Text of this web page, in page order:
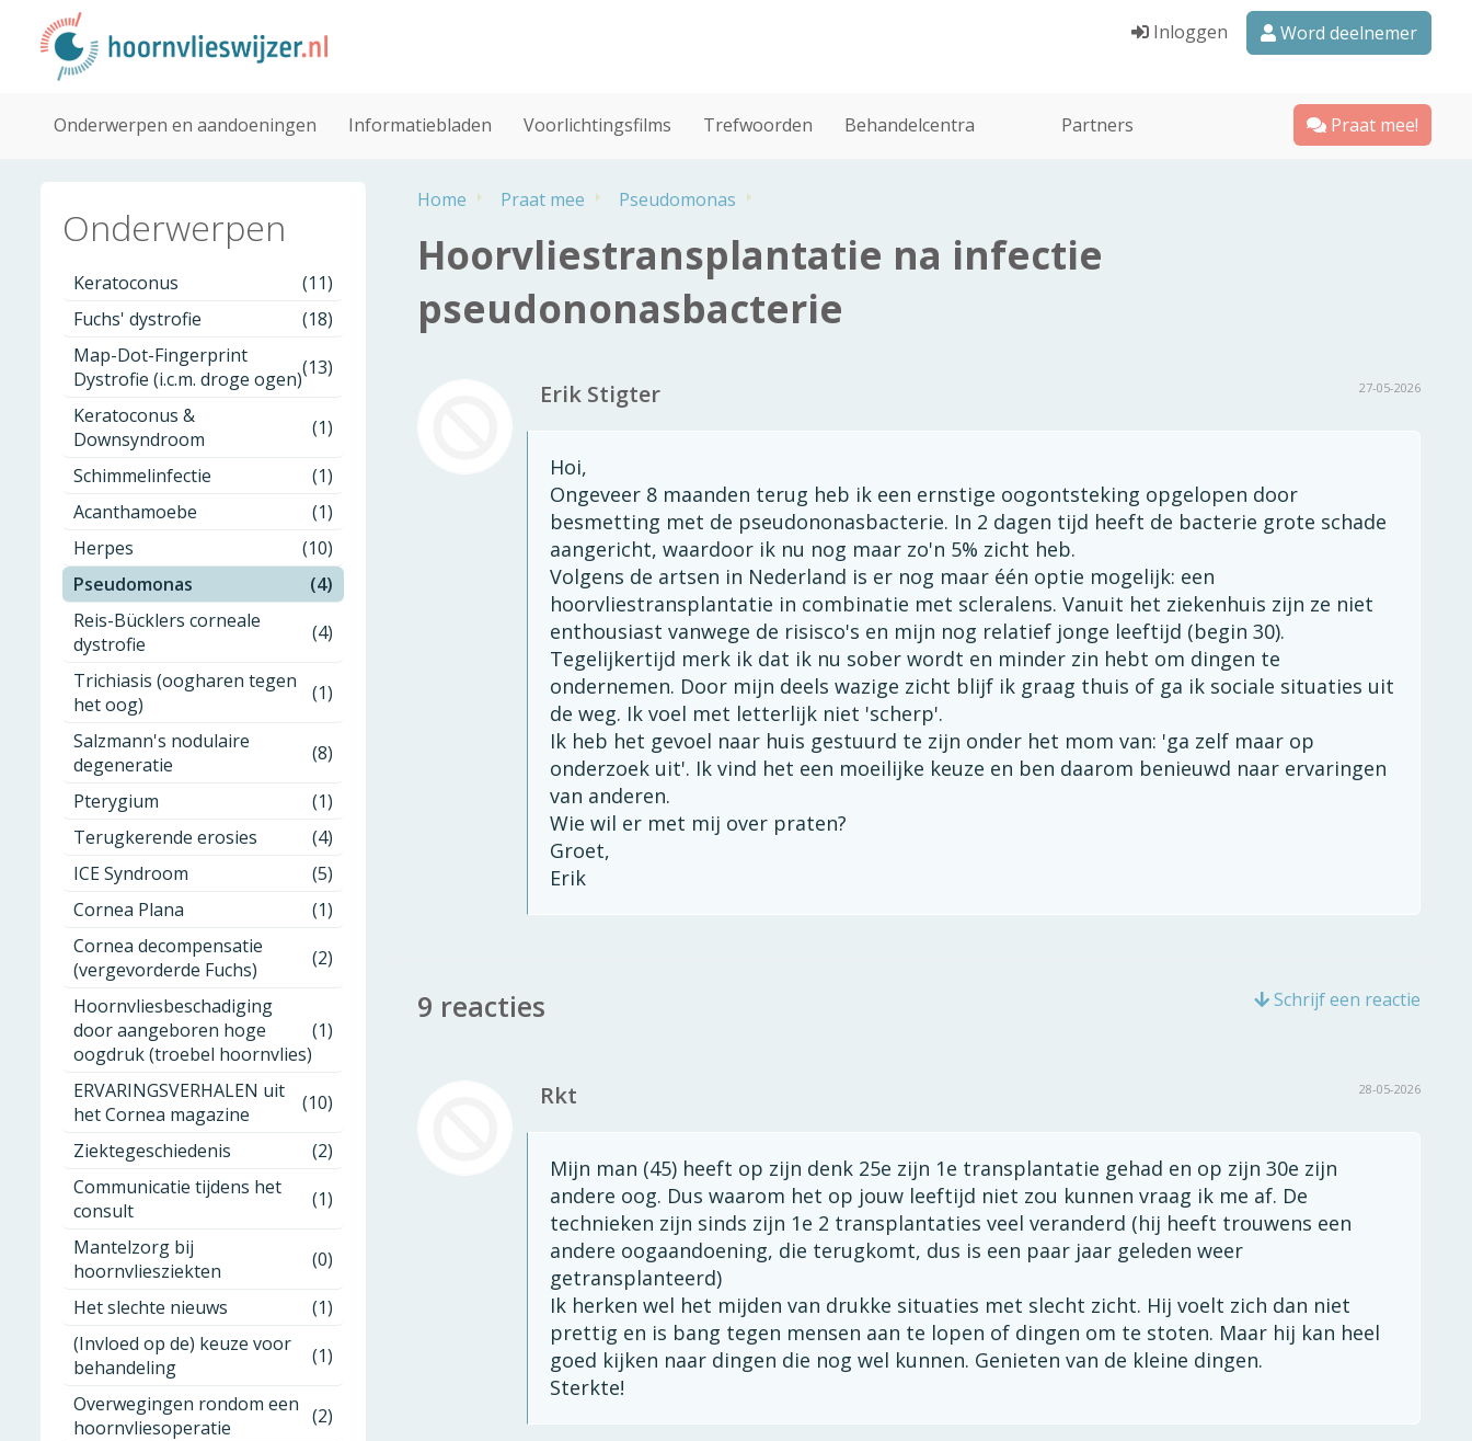
Inloggen Word deelnemer
Onderwerpen en aandoeningen Informatiebladen Voorlichtingsfilms Trefwoorden Behandelcentra Partners Praat mee!
Onderwerpen
Keratoconus
(11)
Fuchs' dystrofie
(18)
Map-Dot-Fingerprint
Dystrofie (i.c.m. droge ogen)(13)
Keratoconus &
Downsyndroom
(1)
Schimmelinfectie
(1)
Acanthamoebe
(1)
Herpes
(10)
Pseudomonas
(4)
Reis-Bücklers corneale
dystrofie
(4)
Trichiasis (oogharen tegen
het oog)
(1)
Salzmann's nodulaire
degeneratie
(8)
Pterygium
(1)
Terugkerende erosies
(4)
ICE Syndroom
(5)
Cornea Plana
(1)
Cornea decompensatie
(vergevorderde Fuchs)
(2)
Hoornvliesbeschadiging
door aangeboren hoge
oogdruk (troebel hoornvlies)
(1)
ERVARINGSVERHALEN uit
het Cornea magazine
(10)
Ziektegeschiedenis
(2)
Communicatie tijdens het
consult
(1)
Mantelzorg bij
hoornvliesziekten
(0)
Het slechte nieuws
(1)
(Invloed op de) keuze voor
behandeling
(1)
Overwegingen rondom een
hoornvliesoperatie
(2)
Home Praat mee Pseudomonas
Hoorvliestransplantatie na infectie
pseudononasbacterie
Erik Stigter 27-05-2026
Hoi,
Ongeveer 8 maanden terug heb ik een ernstige oogontsteking opgelopen door
besmetting met de pseudononasbacterie. In 2 dagen tijd heeft de bacterie grote schade
aangericht, waardoor ik nu nog maar zo'n 5% zicht heb.
Volgens de artsen in Nederland is er nog maar één optie mogelijk: een
hoorvliestransplantatie in combinatie met scleralens. Vanuit het ziekenhuis zijn ze niet
enthousiast vanwege de risisco's en mijn nog relatief jonge leeftijd (begin 30).
Tegelijkertijd merk ik dat ik nu sober wordt en minder zin hebt om dingen te
ondernemen. Door mijn deels wazige zicht blijf ik graag thuis of ga ik sociale situaties uit
de weg. Ik voel met letterlijk niet 'scherp'.
Ik heb het gevoel naar huis gestuurd te zijn onder het mom van: 'ga zelf maar op
onderzoek uit'. Ik vind het een moeilijke keuze en ben daarom benieuwd naar ervaringen
van anderen.
Wie wil er met mij over praten?
Groet,
Erik
9 reacties Schrijf een reactie
Rkt 28-05-2026
Mijn man (45) heeft op zijn denk 25e zijn 1e transplantatie gehad en op zijn 30e zijn
andere oog. Dus waarom het op jouw leeftijd niet zou kunnen vraag ik me af. De
technieken zijn sinds zijn 1e 2 transplantaties veel veranderd (hij heeft trouwens een
andere oogaandoening, die terugkomt, dus is een paar jaar geleden weer
getransplanteerd)
Ik herken wel het mijden van drukke situaties met slecht zicht. Hij voelt zich dan niet
prettig en is bang tegen mensen aan te lopen of dingen om te stoten. Maar hij kan heel
goed kijken naar dingen die nog wel kunnen. Genieten van de kleine dingen.
Sterkte!